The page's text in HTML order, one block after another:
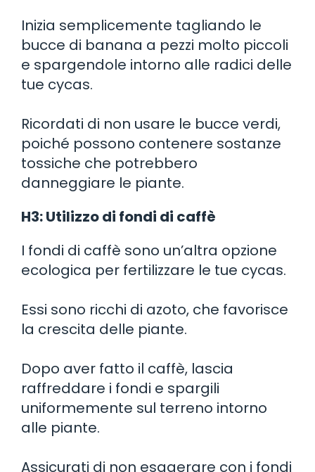
Inizia semplicemente tagliando le
bucce di banana a pezzi molto piccoli
e spargendole intorno alle radici delle
tue cycas.
Ricordati di non usare le bucce verdi,
poiché possono contenere sostanze
tossiche che potrebbero
danneggiare le piante.
H3: Utilizzo di fondi di caffè
I fondi di caffè sono un’altra opzione
ecologica per fertilizzare le tue cycas.
Essi sono ricchi di azoto, che favorisce
la crescita delle piante.
Dopo aver fatto il caffè, lascia
raffreddare i fondi e spargili
uniformemente sul terreno intorno
alle piante.
Assicurati di non esagerare con i fondi